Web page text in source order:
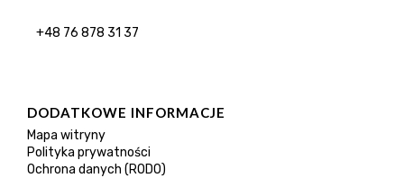
+48 76 878 31 37
DODATKOWE INFORMACJE
Mapa witryny
Polityka prywatności
Ochrona danych (RODO)